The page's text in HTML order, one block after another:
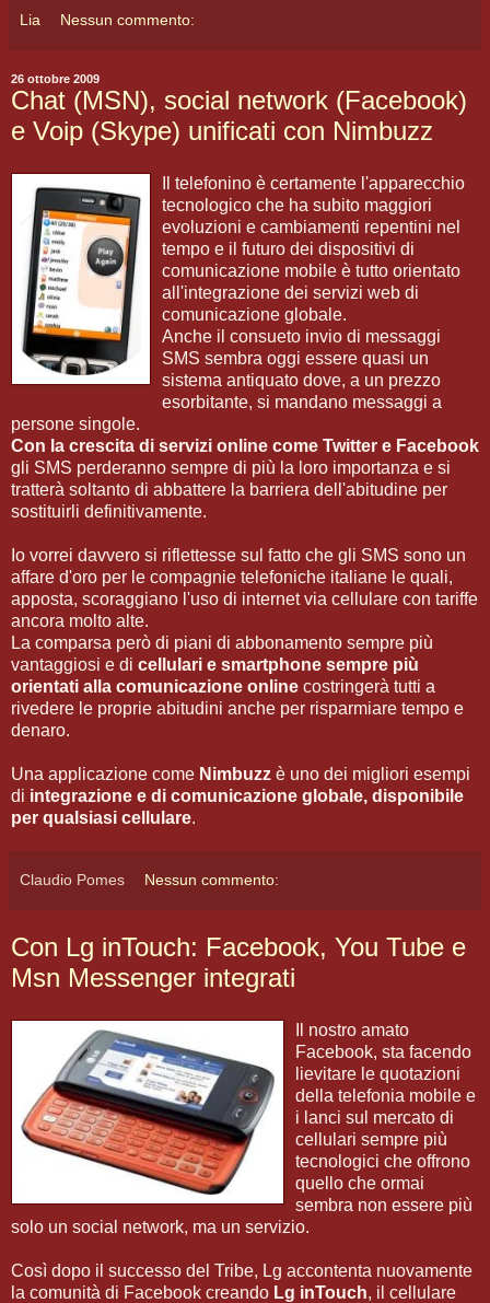
Lia Nessun commento:
26 ottobre 2009
Chat (MSN), social network (Facebook)
e Voip (Skype) unificati con Nimbuzz
Il telefonino è certamente l'apparecchio
tecnologico che ha subito maggiori
evoluzioni e cambiamenti repentini nel
tempo e il futuro dei dispositivi di
comunicazione mobile è tutto orientato
all'integrazione dei servizi web di
comunicazione globale.
Anche il consueto invio di messaggi
SMS sembra oggi essere quasi un
sistema antiquato dove, a un prezzo
esorbitante, si mandano messaggi a
persone singole.
Con la crescita di servizi online come Twitter e Facebook
gli SMS perderanno sempre di più la loro importanza e si
tratterà soltanto di abbattere la barriera dell'abitudine per
sostituirli definitivamente.
Io vorrei davvero si riflettesse sul fatto che gli SMS sono un
affare d'oro per le compagnie telefoniche italiane le quali,
apposta, scoraggiano l'uso di internet via cellulare con tariffe
ancora molto alte.
La comparsa però di piani di abbonamento sempre più
vantaggiosi e di cellulari e smartphone sempre più
orientati alla comunicazione online costringerà tutti a
rivedere le proprie abitudini anche per risparmiare tempo e
denaro.
Una applicazione come Nimbuzz è uno dei migliori esempi
di integrazione e di comunicazione globale, disponibile
per qualsiasi cellulare.
Claudio Pomes Nessun commento:
Con Lg inTouch: Facebook, You Tube e
Msn Messenger integrati
Il nostro amato
Facebook, sta facendo
lievitare le quotazioni
della telefonia mobile e
i lanci sul mercato di
cellulari sempre più
tecnologici che offrono
quello che ormai
sembra non essere più
solo un social network, ma un servizio.
Così dopo il successo del Tribe, Lg accontenta nuovamente
la comunità di Facebook creando Lg inTouch, il cellulare